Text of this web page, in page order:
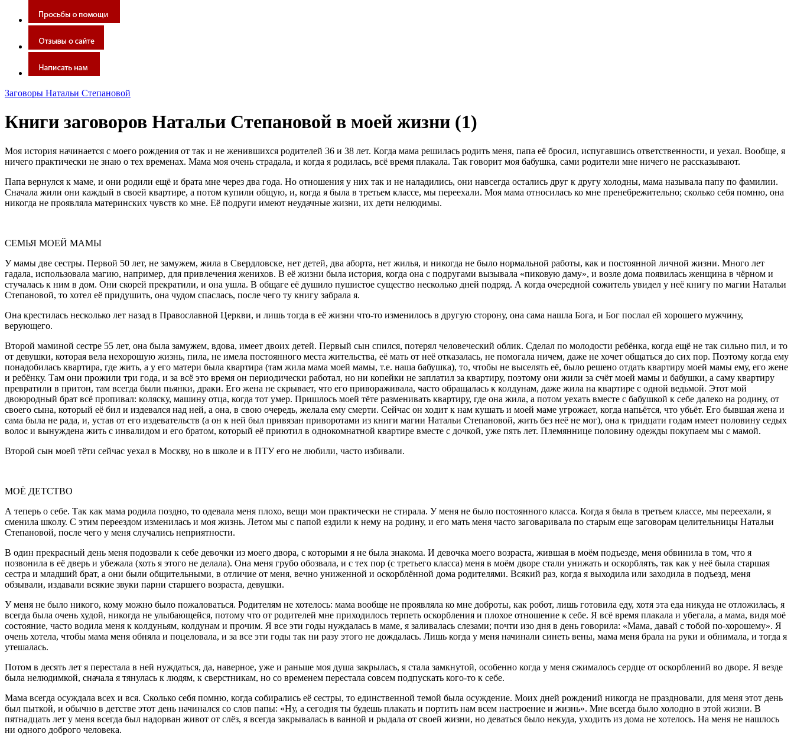
Заговоры Натальи Степановой
Книги заговоров Натальи Степановой в моей жизни (1)
Моя история начинается с моего рождения от так и не женившихся родителей 36 и 38 лет. Когда мама решилась родить меня, папа её бросил, испугавшись ответственности, и уехал. Вообще, я
ничего практически не знаю о тех временах. Мама моя очень страдала, и когда я родилась, всё время плакала. Так говорит моя бабушка, сами родители мне ничего не рассказывают.
Папа вернулся к маме, и они родили ещё и брата мне через два года. Но отношения у них так и не наладились, они навсегда остались друг к другу холодны, мама называла папу по фамилии.
Сначала жили они каждый в своей квартире, а потом купили общую, и, когда я была в третьем классе, мы переехали. Моя мама относилась ко мне пренебрежительно; сколько себя помню, она
никогда не проявляла материнских чувств ко мне. Её подруги имеют неудачные жизни, их дети нелюдимы.
СЕМЬЯ МОЕЙ МАМЫ
У мамы две сестры. Первой 50 лет, не замужем, жила в Свердловске, нет детей, два аборта, нет жилья, и никогда не было нормальной работы, как и постоянной личной жизни. Много лет
гадала, использовала магию, например, для привлечения женихов. В её жизни была история, когда она с подругами вызывала «пиковую даму», и возле дома появилась женщина в чёрном и
стучалась к ним в дом. Они скорей прекратили, и она ушла. В общаге её душило пушистое существо несколько дней подряд. А когда очередной сожитель увидел у неё книгу по магии Натальи
Степановой, то хотел её придушить, она чудом спаслась, после чего ту книгу забрала я.
Она крестилась несколько лет назад в Православной Церкви, и лишь тогда в её жизни что-то изменилось в другую сторону, она сама нашла Бога, и Бог послал ей хорошего мужчину,
верующего.
Второй маминой сестре 55 лет, она была замужем, вдова, имеет двоих детей. Первый сын спился, потерял человеческий облик. Сделал по молодости ребёнка, когда ещё не так сильно пил, и то
от девушки, которая вела нехорошую жизнь, пила, не имела постоянного места жительства, её мать от неё отказалась, не помогала ничем, даже не хочет общаться до сих пор. Поэтому когда ему
понадобилась квартира, где жить, а у его матери была квартира (там жила мама моей мамы, т.е. наша бабушка), то, чтобы не выселять её, было решено отдать квартиру моей мамы ему, его жене
и ребёнку. Там они прожили три года, и за всё это время он периодически работал, но ни копейки не заплатил за квартиру, поэтому они жили за счёт моей мамы и бабушки, а саму квартиру
превратили в притон, там всегда были пьянки, драки. Его жена не скрывает, что его привораживала, часто обращалась к колдунам, даже жила на квартире с одной ведьмой. Этот мой
двоюродный брат всё пропивал: коляску, машину отца, когда тот умер. Пришлось моей тёте разменивать квартиру, где она жила, а потом уехать вместе с бабушкой к себе далеко на родину, от
своего сына, который её бил и издевался над ней, а она, в свою очередь, желала ему смерти. Сейчас он ходит к нам кушать и моей маме угрожает, когда напьётся, что убьёт. Его бывшая жена и
сама была не рада, и, устав от его издевательств (а он к ней был привязан приворотами из книги магии Натальи Степановой, жить без неё не мог), она к тридцати годам имеет половину седых
волос и вынуждена жить с инвалидом и его братом, который её приютил в однокомнатной квартире вместе с дочкой, уже пять лет. Племяннице половину одежды покупаем мы с мамой.
Второй сын моей тёти сейчас уехал в Москву, но в школе и в ПТУ его не любили, часто избивали.
МОЁ ДЕТСТВО
А теперь о себе. Так как мама родила поздно, то одевала меня плохо, вещи мои практически не стирала. У меня не было постоянного класса. Когда я была в третьем классе, мы переехали, я
сменила школу. С этим переездом изменилась и моя жизнь. Летом мы с папой ездили к нему на родину, и его мать меня часто заговаривала по старым еще заговорам целительницы Натальи
Степановой, после чего у меня случались неприятности.
В один прекрасный день меня подозвали к себе девочки из моего двора, с которыми я не была знакома. И девочка моего возраста, жившая в моём подъезде, меня обвинила в том, что я
позвонила в её дверь и убежала (хоть я этого не делала). Она меня грубо обозвала, и с тех пор (с третьего класса) меня в моём дворе стали унижать и оскорблять, так как у неё была старшая
сестра и младший брат, а они были общительными, в отличие от меня, вечно униженной и оскорблённой дома родителями. Всякий раз, когда я выходила или заходила в подъезд, меня
обзывали, издавали всякие звуки парни старшего возраста, девушки.
У меня не было никого, кому можно было пожаловаться. Родителям не хотелось: мама вообще не проявляла ко мне доброты, как робот, лишь готовила еду, хотя эта еда никуда не отложилась, я
всегда была очень худой, никогда не улыбающейся, потому что от родителей мне приходилось терпеть оскорбления и плохое отношение к себе. Я всё время плакала и убегала, а мама, видя моё
состояние, часто водила меня к колдуньям, колдунам и прочим. Я все эти годы нуждалась в маме, я заливалась слезами; почти изо дня в день говорила: «Мама, давай с тобой по-хорошему». Я
очень хотела, чтобы мама меня обняла и поцеловала, и за все эти годы так ни разу этого не дождалась. Лишь когда у меня начинали синеть вены, мама меня брала на руки и обнимала, и тогда я
утешалась.
Потом в десять лет я перестала в ней нуждаться, да, наверное, уже и раньше моя душа закрылась, я стала замкнутой, особенно когда у меня сжималось сердце от оскорблений во дворе. Я везде
была нелюдимкой, сначала я тянулась к людям, к сверстникам, но со временем перестала совсем подпускать кого-то к себе.
Мама всегда осуждала всех и вся. Сколько себя помню, когда собирались её сестры, то единственной темой была осуждение. Моих дней рождений никогда не праздновали, для меня этот день
был пыткой, и обычно в детстве этот день начинался со слов папы: «Ну, а сегодня ты будешь плакать и портить нам всем настроение и жизнь». Мне всегда было холодно в этой жизни. В
пятнадцать лет у меня всегда был надорван живот от слёз, я всегда закрывалась в ванной и рыдала от своей жизни, но деваться было некуда, уходить из дома не хотелось. На меня не нашлось
ни одного доброго человека.